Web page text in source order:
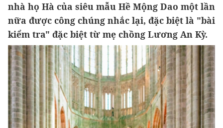
nhà họ Hà của siêu mẫu Hề Mộng Dao một lần
nữa được công chúng nhắc lại, đặc biệt là "bài
kiểm tra" đặc biệt từ mẹ chồng Lương An Kỳ.